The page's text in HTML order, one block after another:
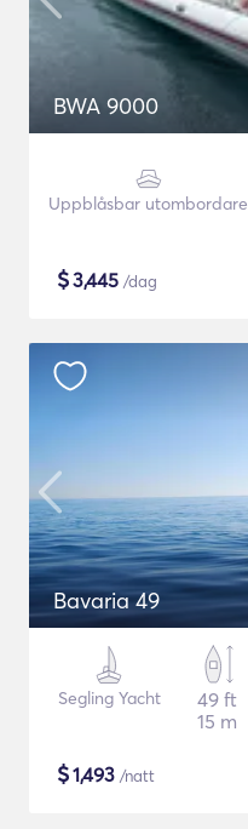
BWA 9000
Uppblåsbar utombordare
$3,445 /dag
Bavaria 49
Segling Yacht
49 ft
15 m
$1,493 /natt